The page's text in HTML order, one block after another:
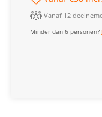
Vanaf 12
Minder dan 6 personen?